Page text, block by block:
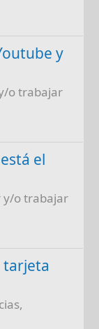
y
o trabajar
el
y/o trabajar
tarjeta